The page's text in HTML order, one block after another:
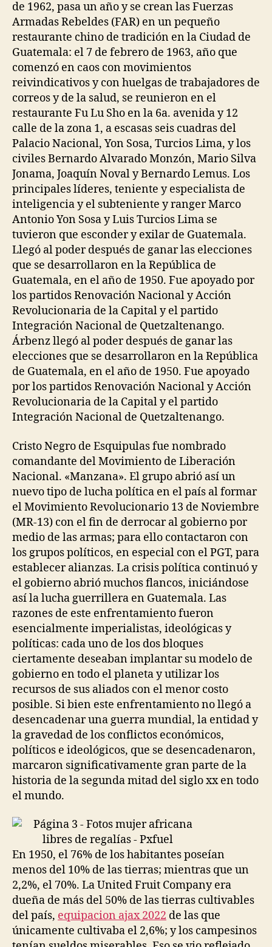
de 1962, pasa un año y se crean las Fuerzas
Armadas Rebeldes (FAR) en un pequeño
restaurante chino de tradición en la Ciudad de
Guatemala: el 7 de febrero de 1963, año que
comenzó en caos con movimientos
reivindicativos y con huelgas de trabajadores de
correos y de la salud, se reunieron en el
restaurante Fu Lu Sho en la 6a. avenida y 12
calle de la zona 1, a escasas seis cuadras del
Palacio Nacional, Yon Sosa, Turcios Lima, y los
civiles Bernardo Alvarado Monzón, Mario Silva
Jonama, Joaquín Noval y Bernardo Lemus. Los
principales líderes, teniente y especialista de
inteligencia y el subteniente y ranger Marco
Antonio Yon Sosa y Luis Turcios Lima se
tuvieron que esconder y exilar de Guatemala.
Llegó al poder después de ganar las elecciones
que se desarrollaron en la República de
Guatemala, en el año de 1950. Fue apoyado por
los partidos Renovación Nacional y Acción
Revolucionaria de la Capital y el partido
Integración Nacional de Quetzaltenango.
Árbenz llegó al poder después de ganar las
elecciones que se desarrollaron en la República
de Guatemala, en el año de 1950. Fue apoyado
por los partidos Renovación Nacional y Acción
Revolucionaria de la Capital y el partido
Integración Nacional de Quetzaltenango.
Cristo Negro de Esquipulas fue nombrado
comandante del Movimiento de Liberación
Nacional. «Manzana». El grupo abrió así un
nuevo tipo de lucha política en el país al formar
el Movimiento Revolucionario 13 de Noviembre
(MR-13) con el fin de derrocar al gobierno por
medio de las armas; para ello contactaron con
los grupos políticos, en especial con el PGT, para
establecer alianzas. La crisis política continuó y
el gobierno abrió muchos flancos, iniciándose
así la lucha guerrillera en Guatemala. Las
razones de este enfrentamiento fueron
esencialmente imperialistas, ideológicas y
políticas: cada uno de los dos bloques
ciertamente deseaban implantar su modelo de
gobierno en todo el planeta y utilizar los
recursos de sus aliados con el menor costo
posible. Si bien este enfrentamiento no llegó a
desencadenar una guerra mundial, la entidad y
la gravedad de los conflictos económicos,
políticos e ideológicos, que se desencadenaron,
marcaron significativamente gran parte de la
historia de la segunda mitad del siglo xx en todo
el mundo.
En 1950, el 76% de los habitantes poseían
menos del 10% de las tierras; mientras que un
2,2%, el 70%. La United Fruit Company era
dueña de más del 50% de las tierras cultivables
del país, equipacion ajax 2022 de las que
únicamente cultivaba el 2,6%; y los campesinos